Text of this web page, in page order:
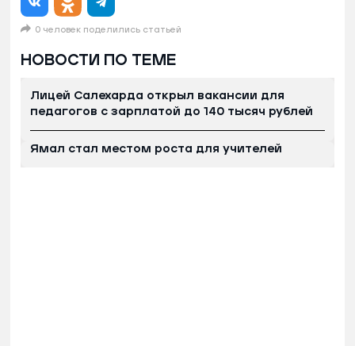
0 человек поделились статьей
НОВОСТИ ПО ТЕМЕ
Лицей Салехарда открыл вакансии для
педагогов с зарплатой до 140 тысяч рублей
Ямал стал местом роста для учителей